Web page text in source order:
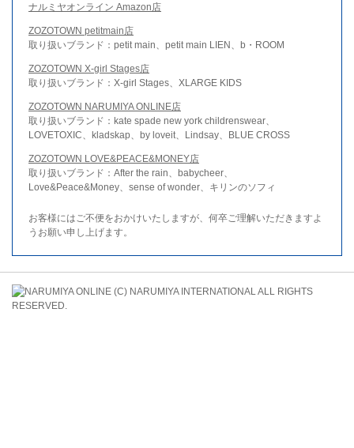
ナルミヤオンライン Amazon店
ZOZOTOWN petitmain店
取り扱いブランド：petit main、petit main LIEN、b・ROOM
ZOZOTOWN X-girl Stages店
取り扱いブランド：X-girl Stages、XLARGE KIDS
ZOZOTOWN NARUMIYA ONLINE店
取り扱いブランド：kate spade new york childrenswear、
LOVETOXIC、kladskap、by loveit、Lindsay、BLUE CROSS
ZOZOTOWN LOVE&PEACE&MONEY店
取り扱いブランド：After the rain、babycheer、
Love&Peace&Money、sense of wonder、キリンのソフィ
お客様にはご不便をおかけいたしますが、何卒ご理解いただきますよ
うお願い申し上げます。